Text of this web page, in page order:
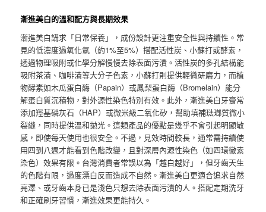
漸進美白的溫和配方與長期效果
漸進美白講求「日常保養」，成份設計更注重安全性與持續性。常
見的低濃度過氧化氫（約1%至5%）搭配活性炭、小蘇打或酵素，
透過物理吸附或化學分解慢慢去除表面污漬。活性炭的多孔結構能
吸附茶漬、咖啡漬等大分子色素，小蘇打則提供輕微研磨力，而植
物酵素如木瓜蛋白酶（Papain）或鳳梨蛋白酶（Bromelain）能分
解蛋白質沉積物，對外源性染色特別有效。此外，漸進美白牙膏常
添加羥基磷灰石（HAP）或微米級二氧化矽，幫助填補琺瑯質微小
裂縫，同時提供溫和拋光。這類產品的優點是幾乎不會引起明顯敏
感，即使每天使用也很安全。不過，見效時間較長，通常需持續使
用四到八週才能看到色階改變，且對深層內源性染色（如四環黴素
染色）效果有限。台灣消費者常誤以為「越白越好」，但牙齒天生
的色階有限，過度漂白反而造成不自然。漸進美白更適合追求自然
亮澤、或牙齒本身已是淺色只想去除表面污漬的人。搭配定期洗牙
和正確刷牙習慣，漸進效果更能持久。